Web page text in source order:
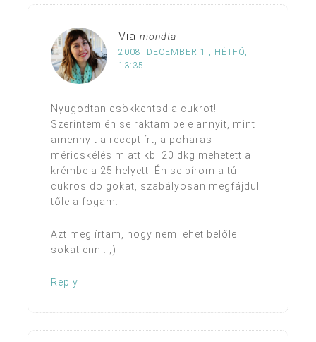
Via mondta
2008. DECEMBER 1., HÉTFŐ,
13:35
Nyugodtan csökkentsd a cukrot!
Szerintem én se raktam bele annyit, mint
amennyit a recept írt, a poharas
méricskélés miatt kb. 20 dkg mehetett a
krémbe a 25 helyett. Én se bírom a túl
cukros dolgokat, szabályosan megfájdul
tőle a fogam.
Azt meg írtam, hogy nem lehet belőle
sokat enni. ;)
Reply